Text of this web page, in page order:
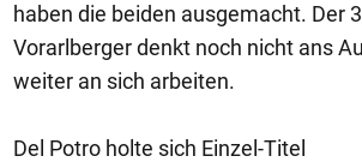
haben die beiden ausgemacht. Der
Vorarlberger denkt noch nicht ans
weiter an sich arbeiten.
Del Potro holte sich Einzel-Titel